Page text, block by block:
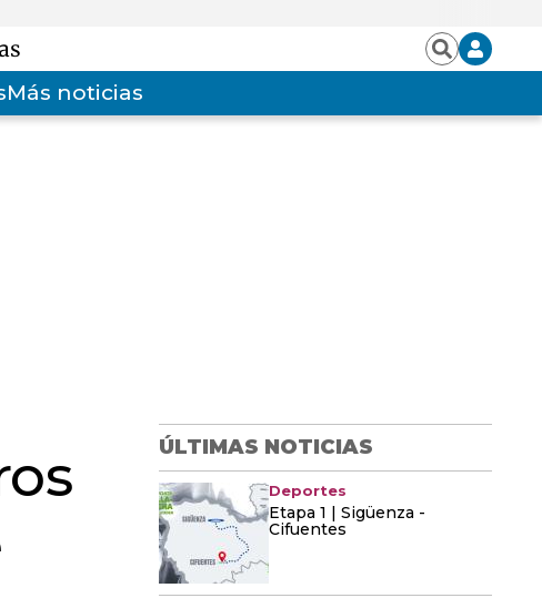
BuscarIniciar
sesión
Más noticias
ÚLTIMAS NOTICIAS
Deportes
Etapa 1 | Sigüenza -
Cifuentes